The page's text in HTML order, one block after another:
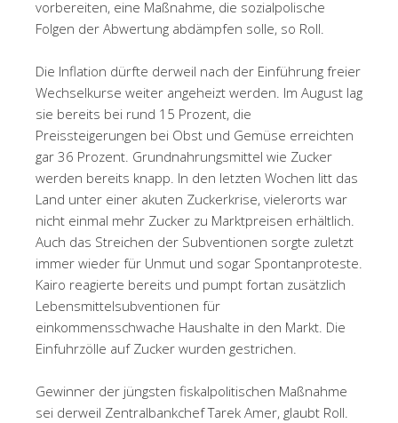
vorbereiten, eine Maßnahme, die sozialpolische
Folgen der Abwertung abdämpfen solle, so Roll.
Die Inflation dürfte derweil nach der Einführung freier
Wechselkurse weiter angeheizt werden. Im August lag
sie bereits bei rund 15 Prozent, die
Preissteigerungen bei Obst und Gemüse erreichten
gar 36 Prozent. Grundnahrungsmittel wie Zucker
werden bereits knapp. In den letzten Wochen litt das
Land unter einer akuten Zuckerkrise, vielerorts war
nicht einmal mehr Zucker zu Marktpreisen erhältlich.
Auch das Streichen der Subventionen sorgte zuletzt
immer wieder für Unmut und sogar Spontanproteste.
Kairo reagierte bereits und pumpt fortan zusätzlich
Lebensmittelsubventionen für
einkommensschwache Haushalte in den Markt. Die
Einfuhrzölle auf Zucker wurden gestrichen.
Gewinner der jüngsten fiskalpolitischen Maßnahme
sei derweil Zentralbankchef Tarek Amer, glaubt Roll.